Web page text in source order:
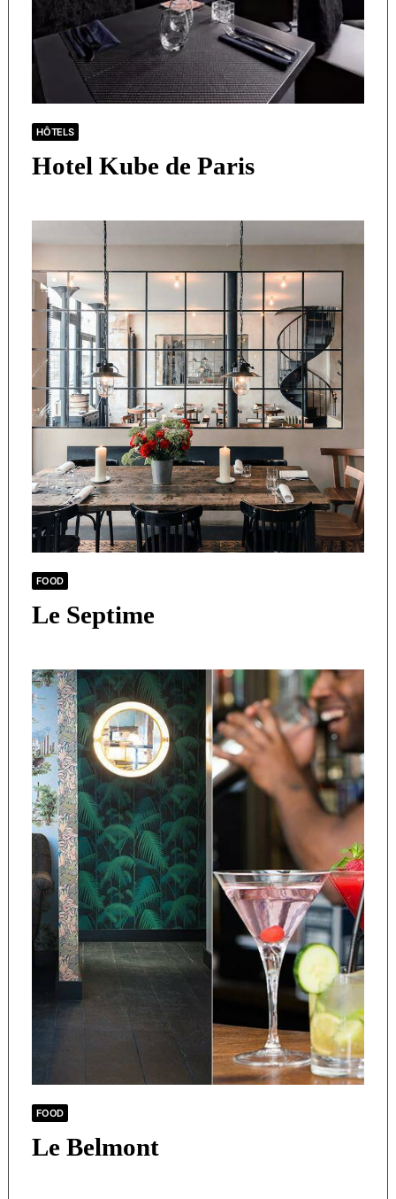
HÔTELS
Hotel Kube de Paris
FOOD
Le Septime
FOOD
Le Belmont